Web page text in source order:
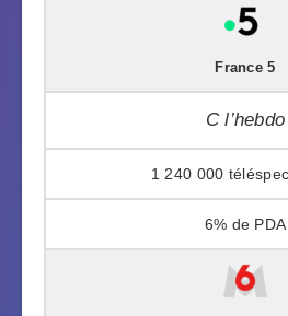
France 5
C l’hebdo
1 240 000
6%